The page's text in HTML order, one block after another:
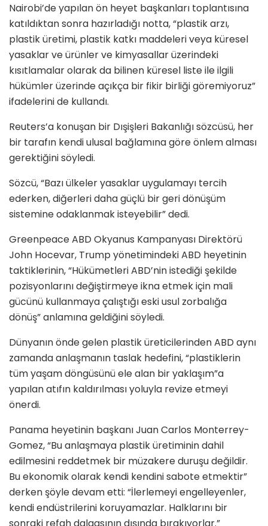
Nairobi’de yapılan ön heyet başkanları toplantısına
katıldıktan sonra hazırladığı notta, “plastik arzı,
plastik üretimi, plastik katkı maddeleri veya küresel
yasaklar ve ürünler ve kimyasallar üzerindeki
kısıtlamalar olarak da bilinen küresel liste ile ilgili
hükümler üzerinde açıkça bir fikir birliği göremiyoruz”
ifadelerini de kullandı.
Reuters’a konuşan bir Dışişleri Bakanlığı sözcüsü, her
bir tarafın kendi ulusal bağlamına göre önlem alması
gerektiğini söyledi.
Sözcü, “Bazı ülkeler yasaklar uygulamayı tercih
ederken, diğerleri daha güçlü bir geri dönüşüm
sistemine odaklanmak isteyebilir” dedi.
Greenpeace ABD Okyanus Kampanyası Direktörü
John Hocevar, Trump yönetimindeki ABD heyetinin
taktiklerinin, “Hükümetleri ABD’nin istediği şekilde
pozisyonlarını değiştirmeye ikna etmek için mali
gücünü kullanmaya çalıştığı eski usul zorbalığa
dönüş” anlamına geldiğini söyledi.
Dünyanın önde gelen plastik üreticilerinden ABD aynı
zamanda anlaşmanın taslak hedefini, “plastiklerin
tüm yaşam döngüsünü ele alan bir yaklaşım”a
yapılan atıfın kaldırılması yoluyla revize etmeyi
önerdi.
Panama heyetinin başkanı Juan Carlos Monterrey-
Gomez, “Bu anlaşmaya plastik üretiminin dahil
edilmesini reddetmek bir müzakere duruşu değildir.
Bu ekonomik olarak kendi kendini sabote etmektir”
derken şöyle devam etti: “İlerlemeyi engelleyenler,
kendi endüstrilerini koruyamazlar. Halklarını bir
sonraki refah dalgasının dışında bırakıyorlar.”